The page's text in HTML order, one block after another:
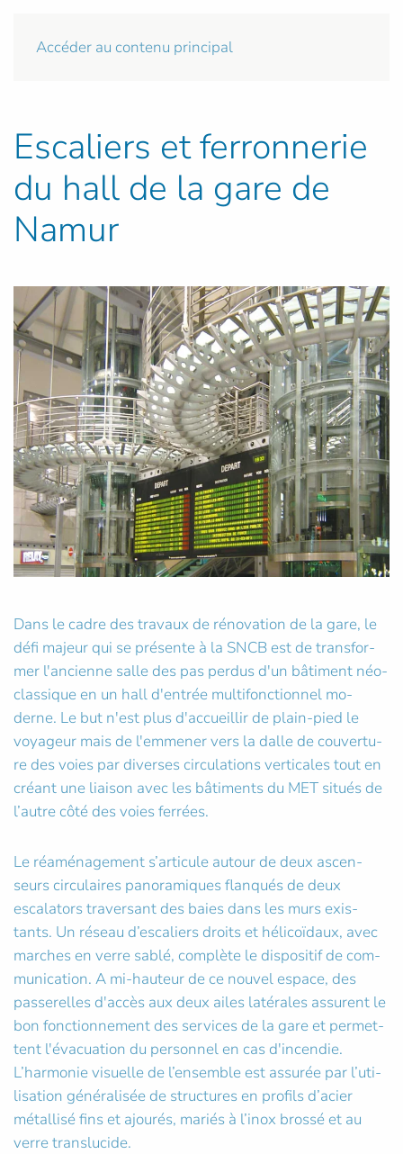
Accéder au contenu principal
Escaliers et ferronnerie
du hall de la gare de
Namur
Dans le cadre des travaux de rénovation de la gare, le
défi majeur qui se présente à la SNCB est de transfor-
mer l'ancienne salle des pas perdus d'un bâtiment néo-
classique en un hall d'entrée multifonctionnel mo-
derne. Le but n'est plus d'accueillir de plain-pied le
voyageur mais de l'emmener vers la dalle de couvertu-
re des voies par diverses circulations verticales tout en
créant une liaison avec les bâtiments du MET situés de
l’autre côté des voies ferrées.
Le réaménagement s’articule autour de deux ascen-
seurs circulaires panoramiques flanqués de deux
escalators traversant des baies dans les murs exis-
tants. Un réseau d’escaliers droits et hélicoïdaux, avec
marches en verre sablé, complète le dispositif de com-
munication. A mi-hauteur de ce nouvel espace, des
passerelles d'accès aux deux ailes latérales assurent le
bon fonctionnement des services de la gare et permet-
tent l'évacuation du personnel en cas d'incendie.
L’harmonie visuelle de l’ensemble est assurée par l’uti-
lisation généralisée de structures en profils d’acier
métallisé fins et ajourés, mariés à l’inox brossé et au
verre translucide.